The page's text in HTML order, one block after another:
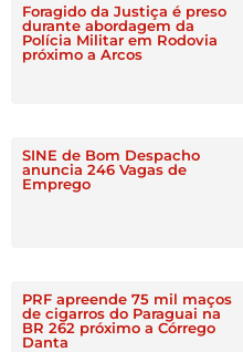
Foragido da Justiça é preso
durante abordagem da
Polícia Militar em Rodovia
próximo a Arcos
SINE de Bom Despacho
anuncia 246 Vagas de
Emprego
PRF apreende 75 mil maços
de cigarros do Paraguai na
BR 262 próximo a Córrego
Danta